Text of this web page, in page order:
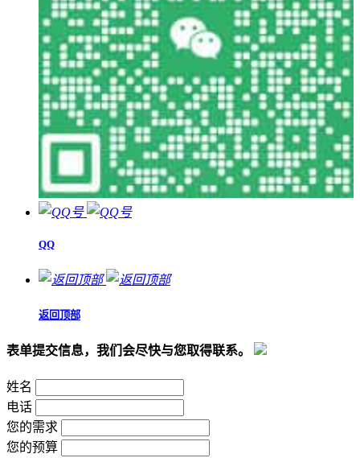
QQ
返回顶部
表单提交信息，我们会尽快与您取得联系。
姓名
电话
您的需求
您的预算